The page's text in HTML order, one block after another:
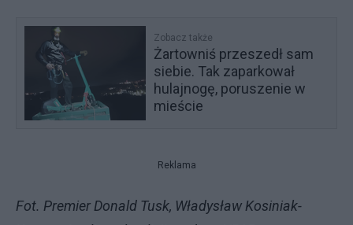
Zobacz także
Żartowniś przeszedł sam
siebie. Tak zaparkował
hulajnogę, poruszenie w
mieście
Reklama
Fot. Premier Donald Tusk, Władysław Kosiniak-